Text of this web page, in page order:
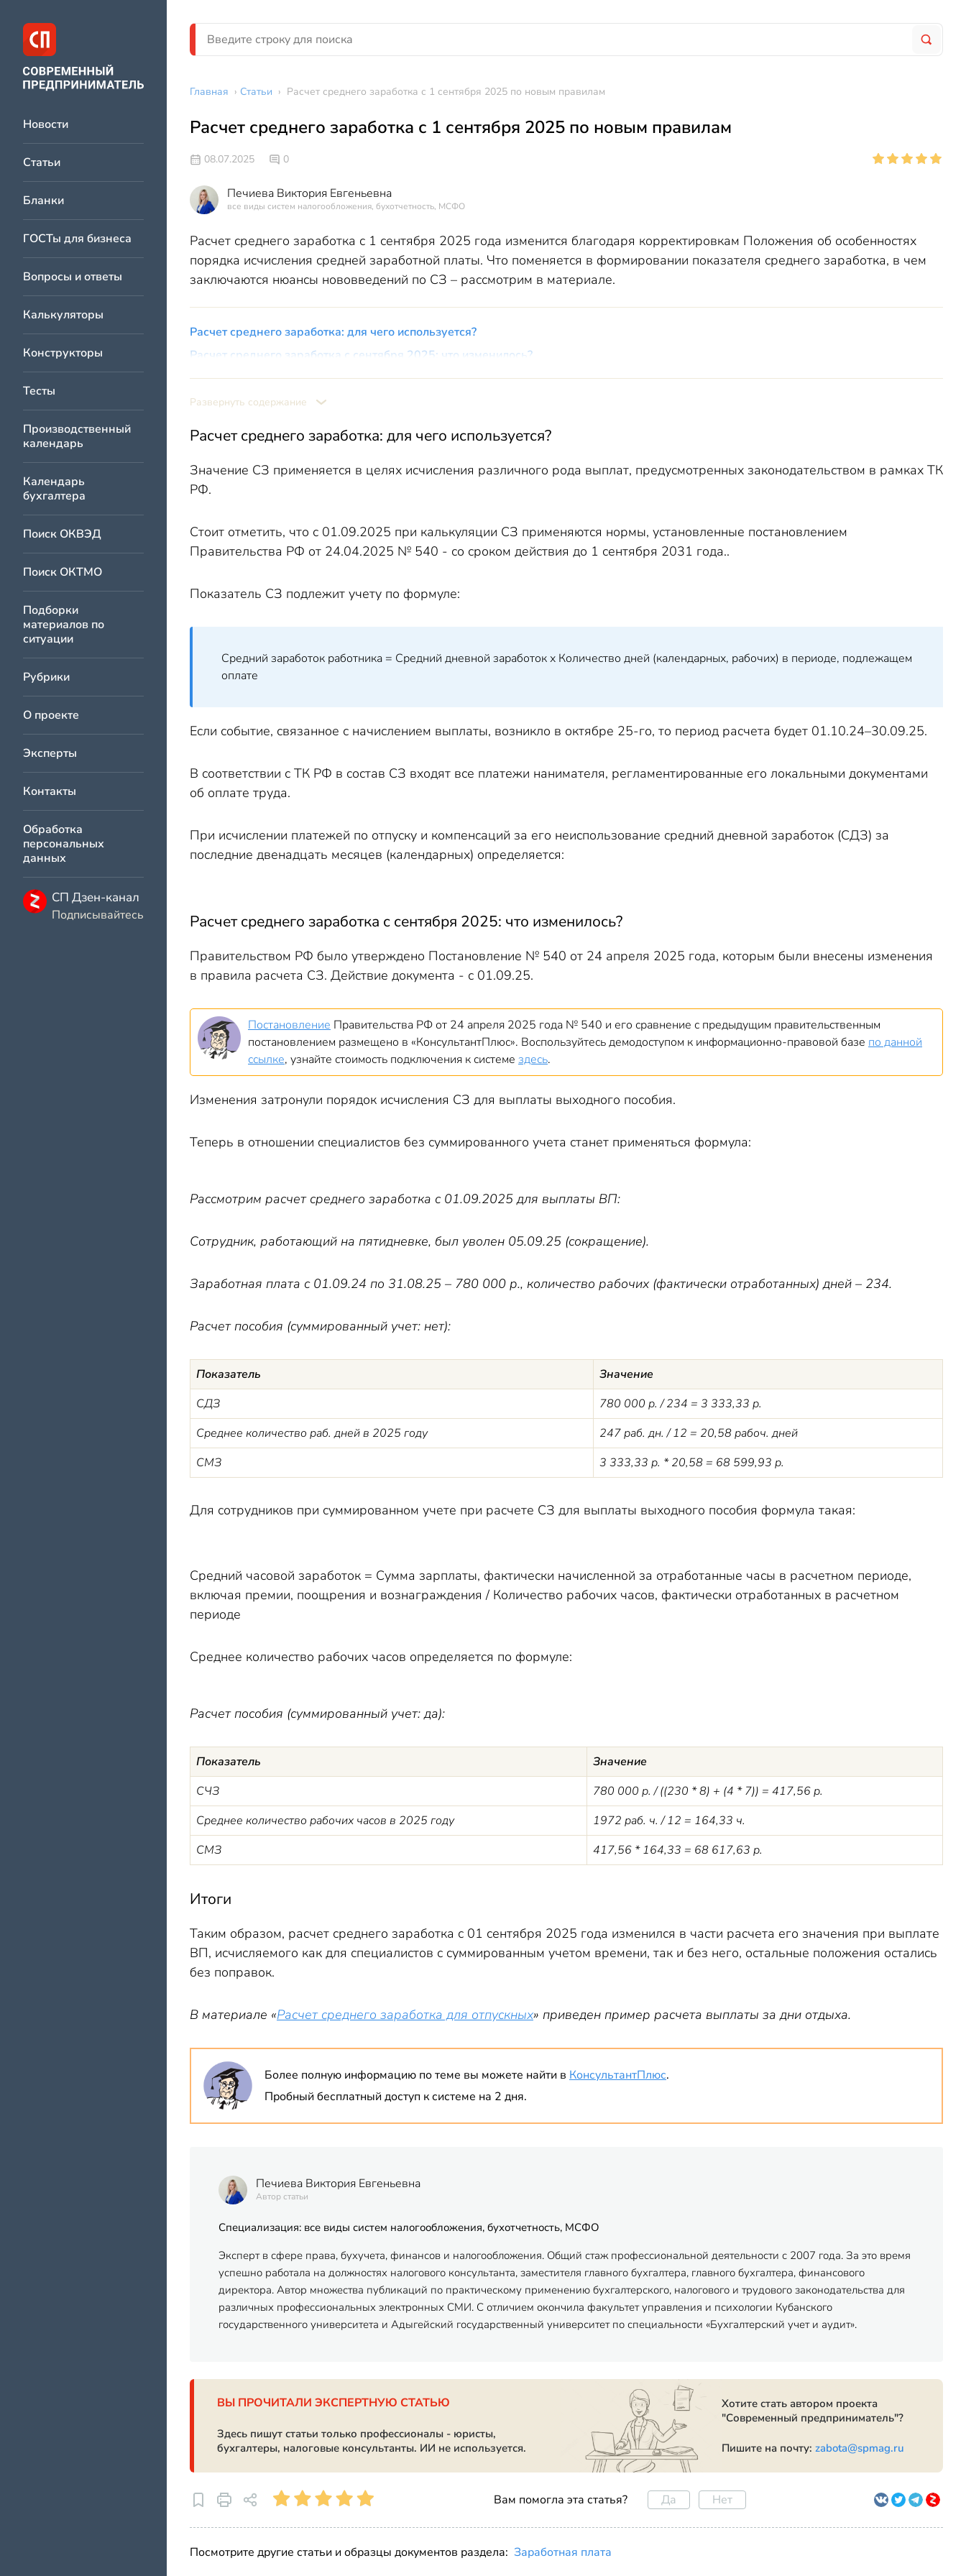
Новости
Статьи
Бланки
ГОСТы для бизнеса
Вопросы и ответы
Калькуляторы
Конструкторы
Тесты
Производственный
календарь
Календарь
бухгалтера
Поиск ОКВЭД
Поиск ОКТМО
Подборки
материалов по
ситуации
Рубрики
О проекте
Эксперты
Контакты
Обработка
персональных
данных
СП Дзен-канал
Подписывайтесь
Главная › Статьи › Расчет среднего заработка с 1 сентября 2025 по новым правилам
Расчет среднего заработка с 1 сентября 2025 по новым правилам
08.07.2025 0
Печиева Виктория Евгеньевна
все виды систем налогообложения, бухотчетность, МСФО
Расчет среднего заработка с 1 сентября 2025 года изменится благодаря корректировкам Положения об особенностях
порядка исчисления средней заработной платы. Что поменяется в формировании показателя среднего заработка, в чем
заключаются нюансы нововведений по СЗ – рассмотрим в материале.
Расчет среднего заработка: для чего используется?
Расчет среднего заработка с сентября 2025: что изменилось?
Итоги
Развернуть содержание
Расчет среднего заработка: для чего используется?
Значение СЗ применяется в целях исчисления различного рода выплат, предусмотренных законодательством в рамках ТК
РФ.
Стоит отметить, что с 01.09.2025 при калькуляции СЗ применяются нормы, установленные постановлением
Правительства РФ от 24.04.2025 № 540 - со сроком действия до 1 сентября 2031 года..
Показатель СЗ подлежит учету по формуле:
Средний заработок работника = Средний дневной заработок х Количество дней (календарных, рабочих) в периоде, подлежащем
оплате
Если событие, связанное с начислением выплаты, возникло в октябре 25-го, то период расчета будет 01.10.24–30.09.25.
В соответствии с ТК РФ в состав СЗ входят все платежи нанимателя, регламентированные его локальными документами
об оплате труда.
При исчислении платежей по отпуску и компенсаций за его неиспользование средний дневной заработок (СДЗ) за
последние двенадцать месяцев (календарных) определяется:
Расчет среднего заработка с сентября 2025: что изменилось?
Правительством РФ было утверждено Постановление № 540 от 24 апреля 2025 года, которым были внесены изменения
в правила расчета СЗ. Действие документа - с 01.09.25.
Постановление Правительства РФ от 24 апреля 2025 года № 540 и его сравнение с предыдущим правительственным
постановлением размещено в «КонсультантПлюс». Воспользуйтесь демодоступом к информационно-правовой базе по данной
ссылке, узнайте стоимость подключения к системе здесь.
Изменения затронули порядок исчисления СЗ для выплаты выходного пособия.
Теперь в отношении специалистов без суммированного учета станет применяться формула:
Рассмотрим расчет среднего заработка с 01.09.2025 для выплаты ВП:
Сотрудник, работающий на пятидневке, был уволен 05.09.25 (сокращение).
Заработная плата с 01.09.24 по 31.08.25 – 780 000 р., количество рабочих (фактически отработанных) дней – 234.
Расчет пособия (суммированный учет: нет):
Показатель
Значение
СДЗ
780 000 р. / 234 = 3 333,33 р.
Среднее количество раб. дней в 2025 году
247 раб. дн. / 12 = 20,58 рабоч. дней
СМЗ
3 333,33 р. * 20,58 = 68 599,93 р.
Для сотрудников при суммированном учете при расчете СЗ для выплаты выходного пособия формула такая:
Средний часовой заработок = Сумма зарплаты, фактически начисленной за отработанные часы в расчетном периоде,
включая премии, поощрения и вознаграждения / Количество рабочих часов, фактически отработанных в расчетном
периоде
Среднее количество рабочих часов определяется по формуле:
Расчет пособия (суммированный учет: да):
Показатель
Значение
СЧЗ
780 000 р. /((230 * 8) + (4 * 7)) = 417,56 р.
Среднее количество рабочих часов в 2025 году
1972 раб. ч. / 12 = 164,33 ч.
СМЗ
417,56 * 164,33 = 68 617,63 р.
Итоги
Таким образом, расчет среднего заработка с 01 сентября 2025 года изменился в части расчета его значения при выплате
ВП, исчисляемого как для специалистов с суммированным учетом времени, так и без него, остальные положения остались
без поправок.
В материале «Расчет среднего заработка для отпускных» приведен пример расчета выплаты за дни отдыха.
Более полную информацию по теме вы можете найти в КонсультантПлюс.
Пробный бесплатный доступ к системе на 2 дня.
Печиева Виктория Евгеньевна
Автор статьи
Специализация: все виды систем налогообложения, бухотчетность, МСФО
Эксперт в сфере права, бухучета, финансов и налогообложения. Общий стаж профессиональной деятельности с 2007 года. За это время
успешно работала на должностях налогового консультанта, заместителя главного бухгалтера, главного бухгалтера, финансового
директора. Автор множества публикаций по практическому применению бухгалтерского, налогового и трудового законодательства для
различных профессиональных электронных СМИ. С отличием окончила факультет управления и психологии Кубанского
государственного университета и Адыгейский государственный университет по специальности «Бухгалтерский учет и аудит».
ВЫ ПРОЧИТАЛИ ЭКСПЕРТНУЮ СТАТЬЮ
Здесь пишут статьи только профессионалы - юристы,
бухгалтеры, налоговые консультанты. ИИ не используется.
Хотите стать автором проекта
"Современный предприниматель"?
Пишите на почту:zabota@spmag.ru
Вам помогла эта статья? Да Нет
Посмотрите другие статьи и образцы документов раздела: Заработная плата